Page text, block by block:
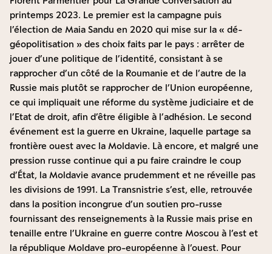
printemps 2023. Le premier est la campagne puis
l’élection de Maia Sandu en 2020 qui mise sur la « dé-
géopolitisation » des choix faits par le pays : arrêter de
jouer d’une politique de l’identité, consistant à se
rapprocher d’un côté de la Roumanie et de l’autre de la
Russie mais plutôt se rapprocher de l’Union européenne,
ce qui impliquait une réforme du système judiciaire et de
l’Etat de droit, afin d’être éligible à l’adhésion. Le second
événement est la guerre en Ukraine, laquelle partage sa
frontière ouest avec la Moldavie. Là encore, et malgré une
pression russe continue qui a pu faire craindre le coup
d’État, la Moldavie avance prudemment et ne réveille pas
les divisions de 1991. La Transnistrie s’est, elle, retrouvée
dans la position incongrue d’un soutien pro-russe
fournissant des renseignements à la Russie mais prise en
tenaille entre l’Ukraine en guerre contre Moscou à l’est et
la république Moldave pro-européenne à l’ouest. Pour